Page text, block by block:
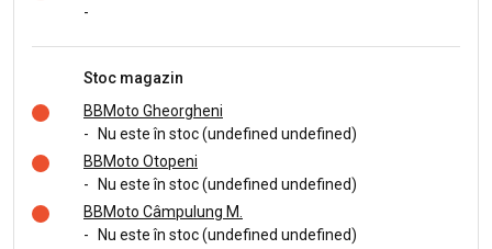
-
Stoc magazin
BBMoto Gheorgheni
-
Nu este în stoc (undefined undefined)
BBMoto Otopeni
-
Nu este în stoc (undefined undefined)
BBMoto Câmpulung M.
-
Nu este în stoc (undefined undefined)